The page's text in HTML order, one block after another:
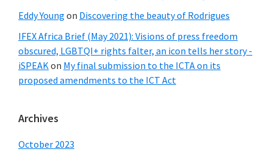
Eddy Young on Discovering the beauty of Rodrigues
IFEX Africa Brief (May 2021): Visions of press freedom
obscured, LGBTQI+ rights falter, an icon tells her story -
iSPEAKon My final submission to the ICTA on its
proposed amendments to the ICT Act
Archives
October 2023